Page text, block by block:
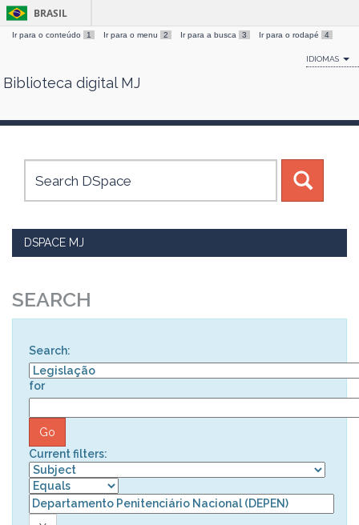
Skip
BRASIL
Ir para o conteúdo 1 Ir para o menu 2 Ir para a busca 3 Ir para o rodapé 4
IDIOMAS
Biblioteca digital MJ
DSPACE MJ
SEARCH
Search:
for
Current filters: